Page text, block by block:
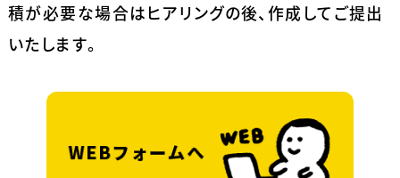
積が必要な場合はヒアリングの後、作成してご提出
いたします。